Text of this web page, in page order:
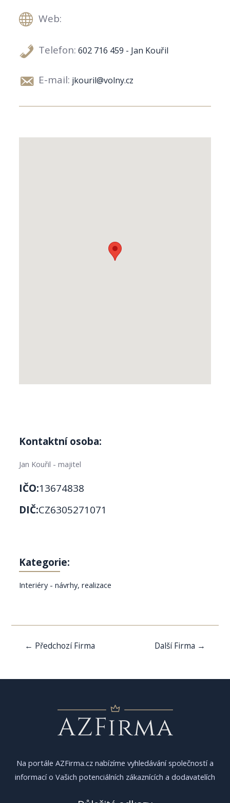
Web:
Telefon: 602 716 459 - Jan Kouřil
E-mail: jkouril@volny.cz
Kontaktní osoba:
Jan Kouřil - majitel
IČO:13674838
DIČ:CZ6305271071
Kategorie:
Interiéry - návrhy, realizace
Navigace
← Předchozí Firma Další Firma →
Na portále AZFirma.cz nabízíme vyhledávání společností a
informací o Vašich potenciálních zákaznících a dodavatelích